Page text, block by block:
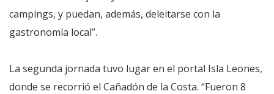
campings, y puedan, además, deleitarse con la
gastronomía local”.
La segunda jornada tuvo lugar en el portal Isla Leones,
donde se recorrió el Cañadón de la Costa. “Fueron 8